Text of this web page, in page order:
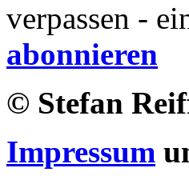
verpassen -
abonnieren
© Stefan
Impressum